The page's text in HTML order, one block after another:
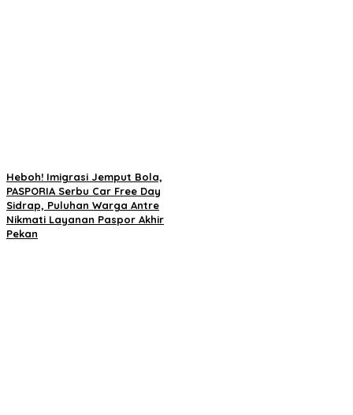
Heboh! Imigrasi Jemput Bola,
PASPORIA Serbu Car Free Day
Sidrap, Puluhan Warga Antre
Nikmati Layanan Paspor Akhir
Pekan